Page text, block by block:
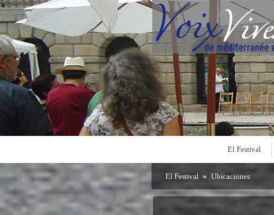
El Festival
El Festival » Ubicaciones